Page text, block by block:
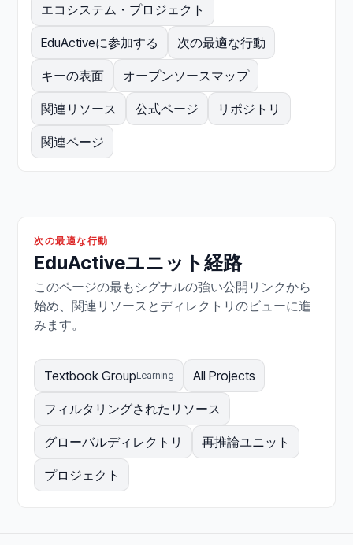
エコシステム・プロジェクト
EduActiveに参加する 次の最適な行動
キーの表面 オープンソースマップ
関連リソース 公式ページ リポジトリ
関連ページ
次の最適な行動
EduActiveユニット経路
このページの最もシグナルの強い公開リンクから
始め、関連リソースとディレクトリのビューに進
みます。
Textbook GroupLearning All Projects
フィルタリングされたリソース
グローバルディレクトリ 再推論ユニット
プロジェクト